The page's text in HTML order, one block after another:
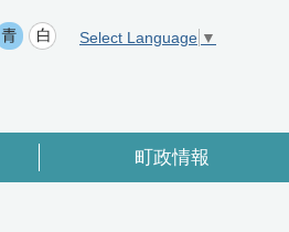
Select Language ▼
町政情報